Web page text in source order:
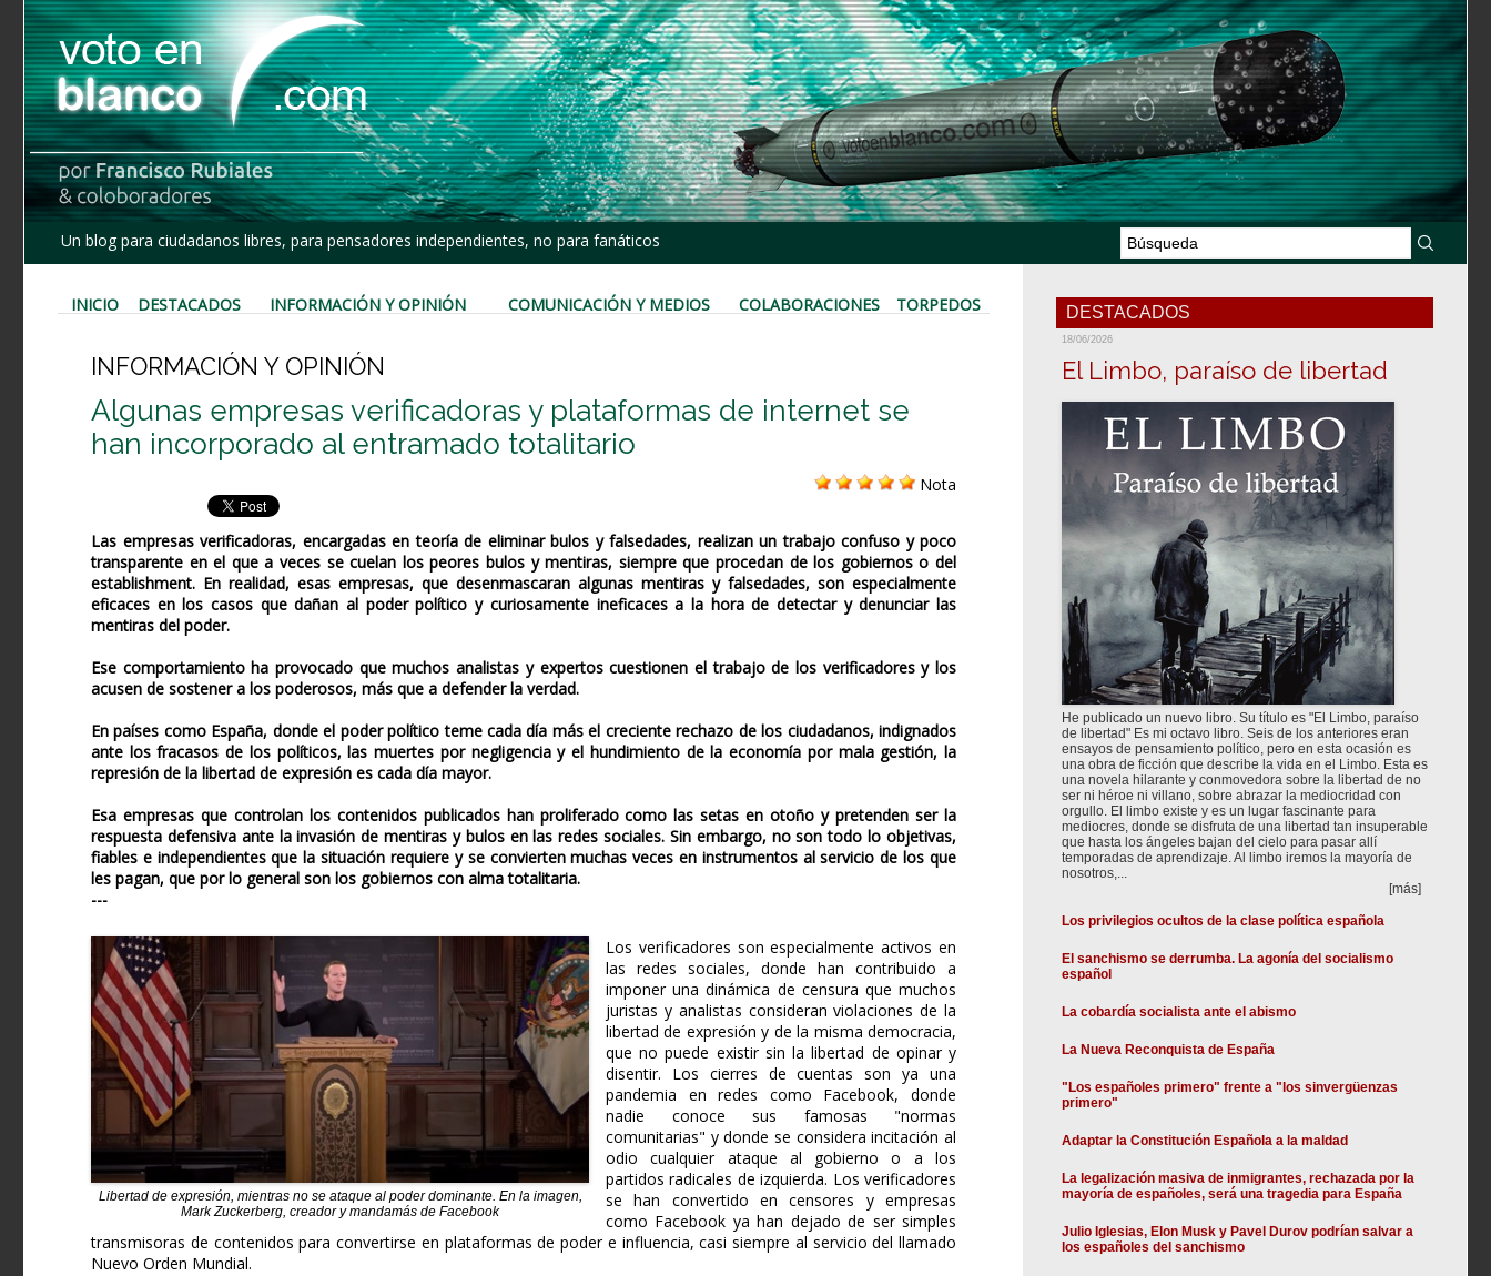
Un blog para ciudadanos libres, para pensadores independientes, no para fanáticos
INICIO DESTACADOS INFORMACIÓN Y OPINIÓN COMUNICACIÓN Y MEDIOS COLABORACIONES TORPEDOS
INFORMACIÓN Y OPINIÓN
Algunas empresas verificadoras y plataformas de internet se
han incorporado al entramado totalitario
Nota
Las empresas verificadoras, encargadas en teoría de eliminar bulos y falsedades, realizan un trabajo confuso y poco
transparente en el que a veces se cuelan los peores bulos y mentiras, siempre que procedan de los gobiernos o del
establishment. En realidad, esas empresas, que desenmascaran algunas mentiras y falsedades, son especialmente
eficaces en los casos que dañan al poder político y curiosamente ineficaces a la hora de detectar y denunciar las
mentiras del poder.
Ese comportamiento ha provocado que muchos analistas y expertos cuestionen el trabajo de los verificadores y los
acusen de sostener a los poderosos, más que a defender la verdad.
En países como España, donde el poder político teme cada día más el creciente rechazo de los ciudadanos, indignados
ante los fracasos de los políticos, las muertes por negligencia y el hundimiento de la economía por mala gestión, la
represión de la libertad de expresión es cada día mayor.
Esa empresas que controlan los contenidos publicados han proliferado como las setas en otoño y pretenden ser la
respuesta defensiva ante la invasión de mentiras y bulos en las redes sociales. Sin embargo, no son todo lo objetivas,
fiables e independientes que la situación requiere y se convierten muchas veces en instrumentos al servicio de los que
les pagan, que por lo general son los gobiernos con alma totalitaria.
---
Libertad de expresión, mientras no se ataque al poder dominante. En la imagen,
Mark Zuckerberg, creador y mandamás de Facebook
Los verificadores son especialmente activos en
las redes sociales, donde han contribuido a
imponer una dinámica de censura que muchos
juristas y analistas consideran violaciones de la
libertad de expresión y de la misma democracia,
que no puede existir sin la libertad de opinar y
disentir. Los cierres de cuentas son ya una
pandemia en redes como Facebook, donde
nadie conoce sus famosas "normas
comunitarias" y donde se considera incitación al
odio cualquier ataque al gobierno o a los
partidos radicales de izquierda. Los verificadores
se han convertido en censores y empresas
como Facebook ya han dejado de ser simples
transmisoras de contenidos para convertirse en plataformas de poder e influencia, casi siempre al servicio del llamado
Nuevo Orden Mundial.
DESTACADOS
18/06/2026
El Limbo, paraíso de libertad
He publicado un nuevo libro. Su título es "El Limbo, paraíso
de libertad" Es mi octavo libro. Seis de los anteriores eran
ensayos de pensamiento político, pero en esta ocasión es
una obra de ficción que describe la vida en el Limbo. Esta es
una novela hilarante y conmovedora sobre la libertad de no
ser ni héroe ni villano, sobre abrazar la mediocridad con
orgullo. El limbo existe y es un lugar fascinante para
mediocres, donde se disfruta de una libertad tan insuperable
que hasta los ángeles bajan del cielo para pasar allí
temporadas de aprendizaje. Al limbo iremos la mayoría de
nosotros,...
[más]
Los privilegios ocultos de la clase política española
El sanchismo se derrumba. La agonía del socialismo
español
La cobardía socialista ante el abismo
La Nueva Reconquista de España
"Los españoles primero" frente a "los sinvergüenzas
primero"
Adaptar la Constitución Española a la maldad
La legalización masiva de inmigrantes, rechazada por la
mayoría de españoles, será una tragedia para España
Julio Iglesias, Elon Musk y Pavel Durov podrían salvar a
los españoles del sanchismo